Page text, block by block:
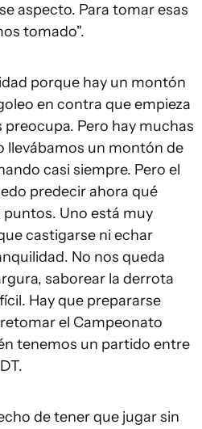
aspecto. Para tomar esas
tomado".
porque hay un montón
en contra que empieza
Pero hay muchas
llevábamos un montón de
casi siempre. Pero el
predecir ahora qué
Uno está muy
castigarse ni echar
No nos queda
saborear la derrota
Hay que prepararse
el Campeonato
tenemos un partido entre
de tener que jugar sin